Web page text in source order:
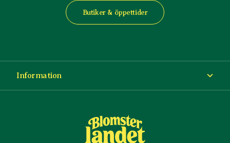
Butiker & öppettider
Information
Köp- och leveransvillkor